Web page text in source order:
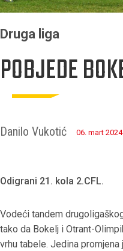
Druga liga
POBJEDE
Danilo Vukotić 06. mart
Odigrani 21. kola 2.CFL.
Vodeći tandem
tako da Bokelj i Otrant-
vrhu tabele. Jedina